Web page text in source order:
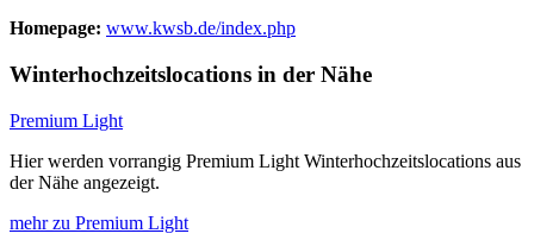
Homepage: www.kwsb.de/index.php
Winterhochzeitslocations in der Nähe
Premium Light
Hier werden vorrangig Premium Light Winterhochzeitslocations aus
der Nähe angezeigt.
mehr zu Premium Light